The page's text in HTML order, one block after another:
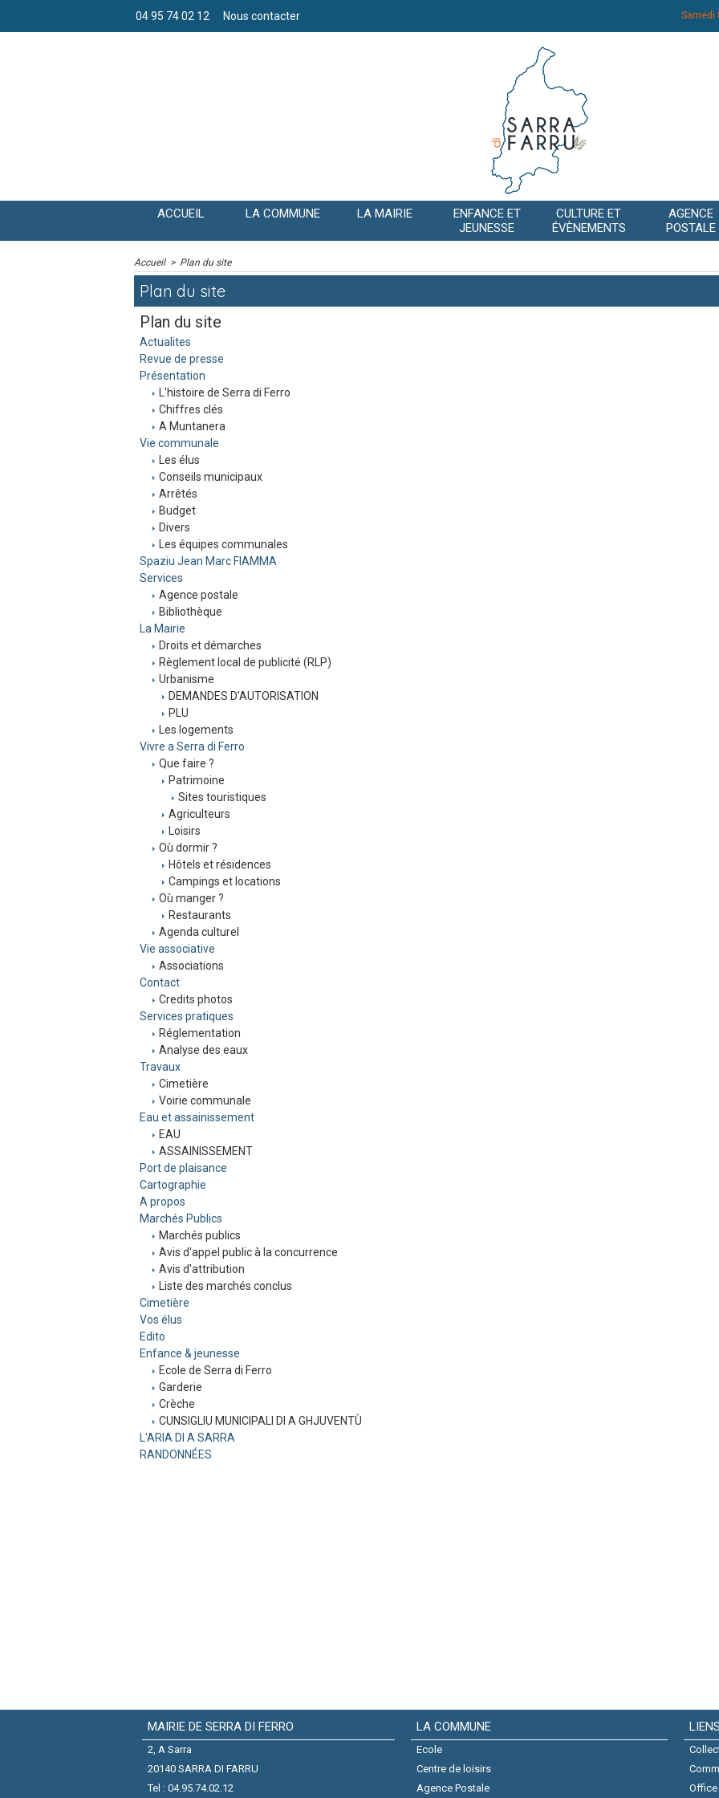
04 95 74 02 12 Nous contacter Samedi
ACCUEIL LA COMMUNE LA MAIRIE
ENFANCE ET
JEUNESSE
CULTURE ET
ÉVÈNEMENTS
AGENCE
POSTALE
Accueil > Plan du site
Plan du site
Plan du site
Actualites
Revue de presse
Présentation
L'histoire de Serra di Ferro
Chiffres clés
A Muntanera
Vie communale
Les élus
Conseils municipaux
Arrêtés
Budget
Divers
Les équipes communales
Spaziu Jean Marc FIAMMA
Services
Agence postale
Bibliothèque
La Mairie
Droits et démarches
Règlement local de publicité (RLP)
Urbanisme
DEMANDES D'AUTORISATION
PLU
Les logements
Vivre a Serra di Ferro
Que faire ?
Patrimoine
Sites touristiques
Agriculteurs
Loisirs
Où dormir ?
Hôtels et résidences
Campings et locations
Où manger ?
Restaurants
Agenda culturel
Vie associative
Associations
Contact
Credits photos
Services pratiques
Réglementation
Analyse des eaux
Travaux
Cimetière
Voirie communale
Eau et assainissement
EAU
ASSAINISSEMENT
Port de plaisance
Cartographie
A propos
Marchés Publics
Marchés publics
Avis d'appel public à la concurrence
Avis d'attribution
Liste des marchés conclus
Cimetière
Vos élus
Edito
Enfance & jeunesse
Ecole de Serra di Ferro
Garderie
Crèche
CUNSIGLIU MUNICIPALI DI A GHJUVENTÙ
L'ARIA DI A SARRA
RANDONNÉES
MAIRIE DE SERRA DI FERRO
2, A Sarra
20140 SARRA DI FARRU
Tel : 04.95.74.02.12
LA COMMUNE
Ecole
Centre de loisirs
Agence Postale
Office